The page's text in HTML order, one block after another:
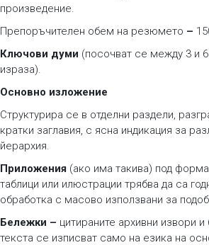
произведение.
Препоръчителен обем на резюмето –
Ключови думи (посочват се между 3 и
израза).
Основно изложение
Структурира се в отделни раздели,
кратки заглавия, с ясна индикация за
йерархия.
Приложения (ако има такива) под
таблици или илюстрации трябва да са
обработка с масово използвани за
Бележки – цитираните архивни извори
текста се изписват само на езика на